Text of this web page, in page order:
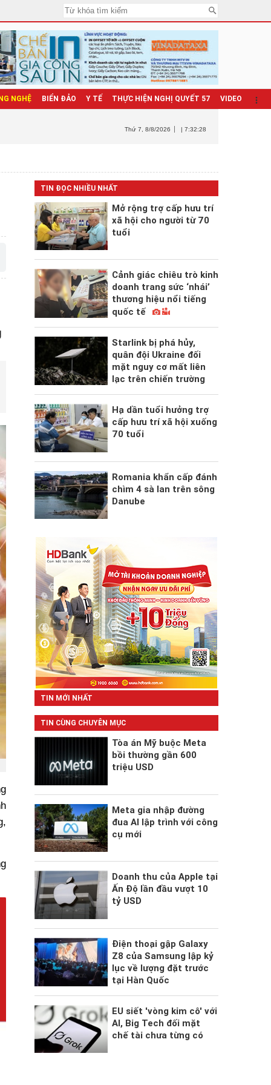
NGHỆ BIỂN ĐẢO Y TẾ THỰC HIỆN NGHỊ QUYẾT 57 VIDEO
Thứ 7 , 8/8/2026 | 7:32:29
TIN ĐỌC NHIỀU NHẤT
Mở rộng trợ cấp hưu trí
xã hội cho người từ 70
tuổi
Cảnh giác chiêu trò kinh
doanh trang sức ‘nhái’
thương hiệu nổi tiếng
quốc tế
Starlink bị phá hủy,
quân đội Ukraine đối
mặt nguy cơ mất liên
lạc trên chiến trường
Hạ dần tuổi hưởng trợ
cấp hưu trí xã hội xuống
70 tuổi
Romania khẩn cấp đánh
chìm 4 sà lan trên sông
Danube
TIN MỚI NHẤT
TIN CÙNG CHUYÊN MỤC
Tòa án Mỹ buộc Meta
bồi thường gần 600
triệu USD
Meta gia nhập đường
đua AI lập trình với công
cụ mới
Doanh thu của Apple tại
Ấn Độ lần đầu vượt 10
tỷ USD
Điện thoại gập Galaxy
Z8 của Samsung lập kỷ
lục về lượng đặt trước
tại Hàn Quốc
EU siết 'vòng kim cô' với
AI, Big Tech đối mặt
chế tài chưa từng có